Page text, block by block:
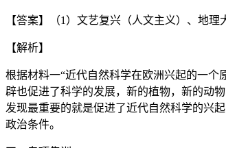
【答案】（1）文艺复兴（人文主义）、地
【解析】
根据材料一“近代自然科学在欧洲兴起的一
辟也促进了科学的发展，新的植物，新的动
发现最重要的就是促进了近代自然科学的兴
政治条件。